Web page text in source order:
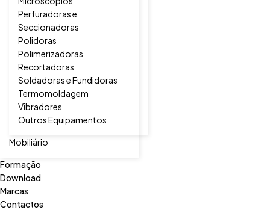
Perfuradoras e
Seccionadoras
Polidoras
Polimerizadoras
Recortadoras
Soldadoras e Fundidoras
Termomoldagem
Vibradores
Outros Equipamentos
Mobiliário
Formação
Download
Marcas
Contactos